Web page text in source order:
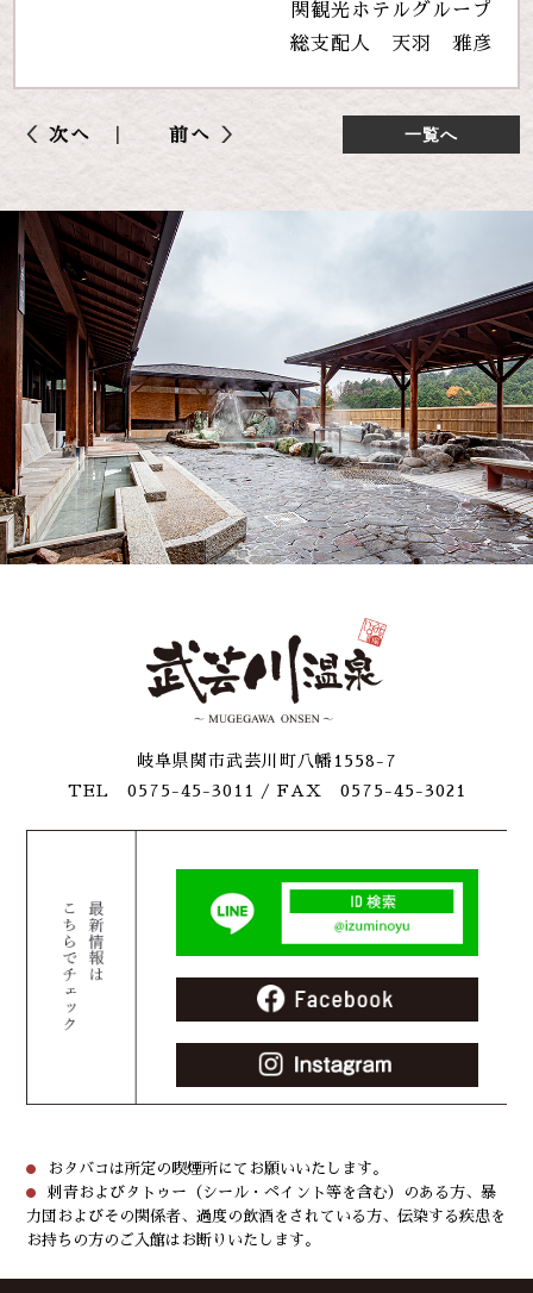
関観光ホテルグループ
総支配人 天羽 雅彦
次へ 前へ 一覧へ
岐阜県関市武芸川町八幡1558-7
TEL 0575-45-3011
/ FAX 0575-45-3021
おタバコは所定の喫煙所にてお願いいたします。
刺青およびタトゥー（シール・ペイント等を含む）のある方、暴
力団およびその関係者、過度の飲酒をされている方、伝染する疾患を
お持ちの方のご入館はお断りいたします。